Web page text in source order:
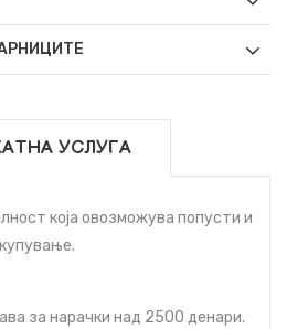
УСЛУГА
која овозможува попусти и
за нарачки над 2500 денари.